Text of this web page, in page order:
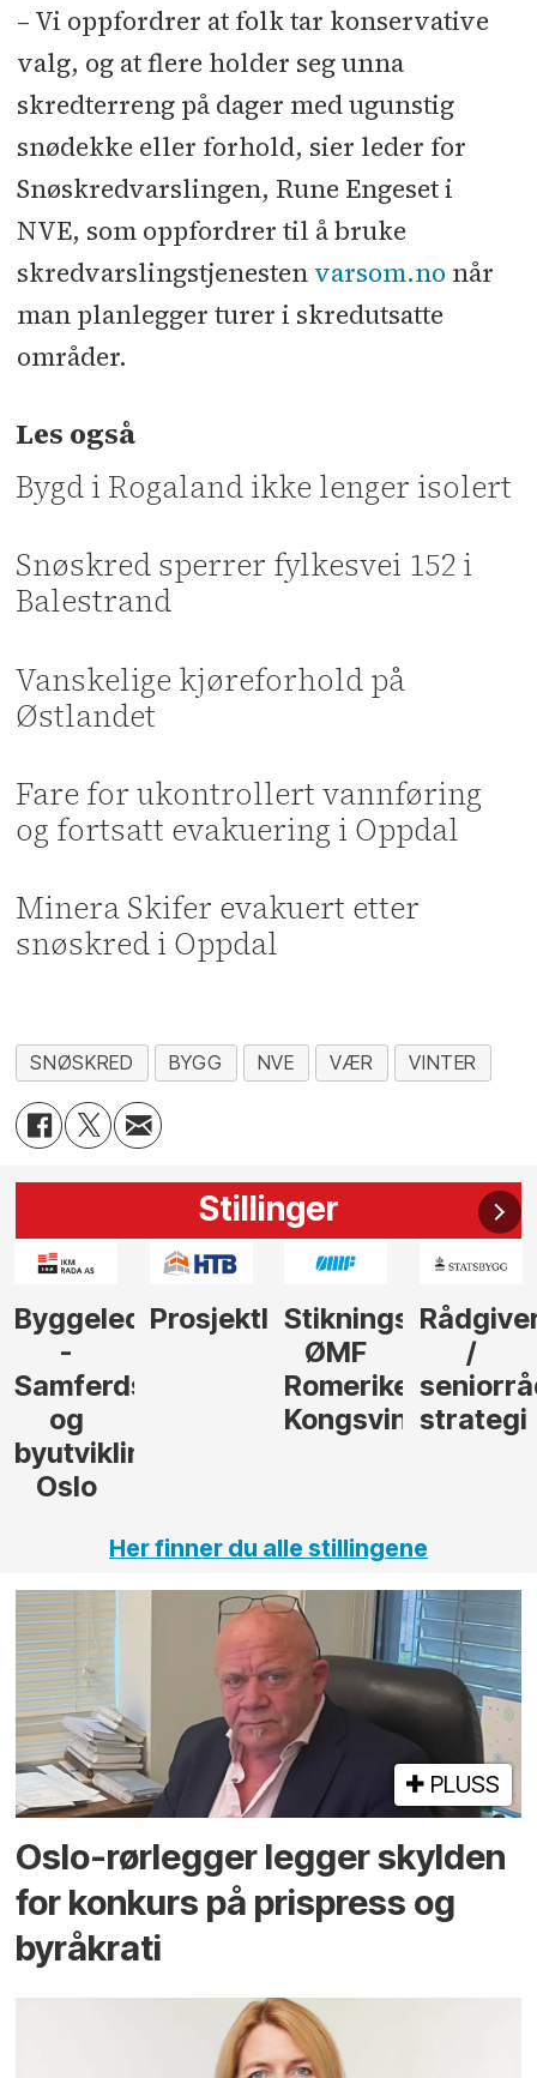
– Vi oppfordrer at folk tar konservative
valg, og at flere holder seg unna
skredterreng på dager med ugunstig
snødekke eller forhold, sier leder for
Snøskredvarslingen, Rune Engeset i
NVE, som oppfordrer til å bruke
skredvarslingstjenesten varsom.no når
man planlegger turer i skredutsatte
områder.
Les også
Bygd i Rogaland ikke lenger isolert
Snøskred sperrer fylkesvei 152 i
Balestrand
Vanskelige kjøreforhold på
Østlandet
Fare for ukontrollert vannføring
og fortsatt evakuering i Oppdal
Minera Skifer evakuert etter
snøskred i Oppdal
SNØSKRED BYGG NVE VÆR VINTER
Stillinger
ProsjektlederStikningsingeniør
Kongsvinger
Rådgiver
/
seniorrådgiver
strategi
til
i Gulen
Her finner du alle stillingene
PLUSS
Oslo-rørlegger legger skylden
for konkurs på prispress og
byråkrati